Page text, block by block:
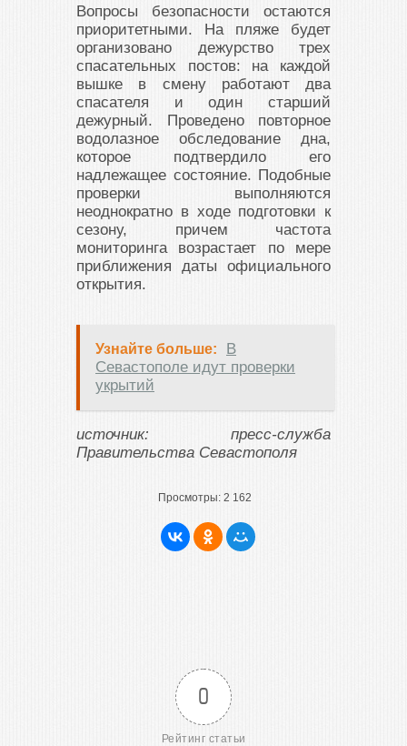
Вопросы безопасности остаются
приоритетными. На пляже будет
организовано дежурство трех
спасательных постов: на каждой
вышке в смену работают два
спасателя и один старший
дежурный. Проведено повторное
водолазное обследование дна,
которое подтвердило его
надлежащее состояние. Подобные
проверки выполняются
неоднократно в ходе подготовки к
сезону, причем частота
мониторинга возрастает по мере
приближения даты официального
открытия.
Узнайте больше:
В
Севастополе идут проверки
укрытий
источник: пресс-служба
Правительства Севастополя
Просмотры: 2 162
0
Рейтинг статьи